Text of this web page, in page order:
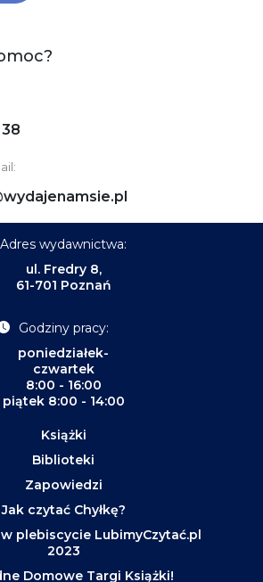
Adres wydawnictwa:
ul. Fredry 8,
61-701 Poznań
Godziny pracy:
poniedziałek-
czwartek
8:00 - 16:00
piątek 8:00 - 14:00
Książki
Biblioteki
Zapowiedzi
Jak czytać Chyłkę?
plebiscycie LubimyCzytać.pl
2023
Domowe Targi Książki!